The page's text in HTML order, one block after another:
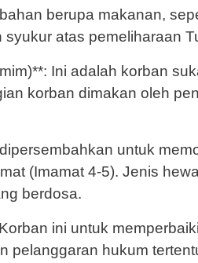
berupa makanan,
atas pemeliharaan
Ini adalah korban
korban dimakan oleh
untuk
(Imamat 4-5). Jenis
berdosa.
ini untuk
pelanggaran hukum